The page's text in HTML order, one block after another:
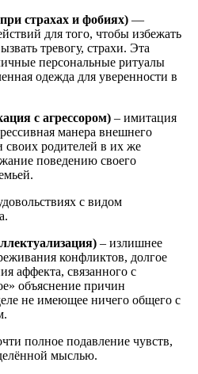
страхах и фобиях) —
для того, чтобы избежать
тревогу, страхи. Эта
персональные ритуалы
одежда для уверенности в
с агрессором) – имитация
манера внешнего
своих родителей в их же
поведению своего
с видом
– излишнее
конфликтов, долгое
аффекта, связанного с
объяснение причин
не имеющее ничего общего с
полное подавление чувств,
мыслью.